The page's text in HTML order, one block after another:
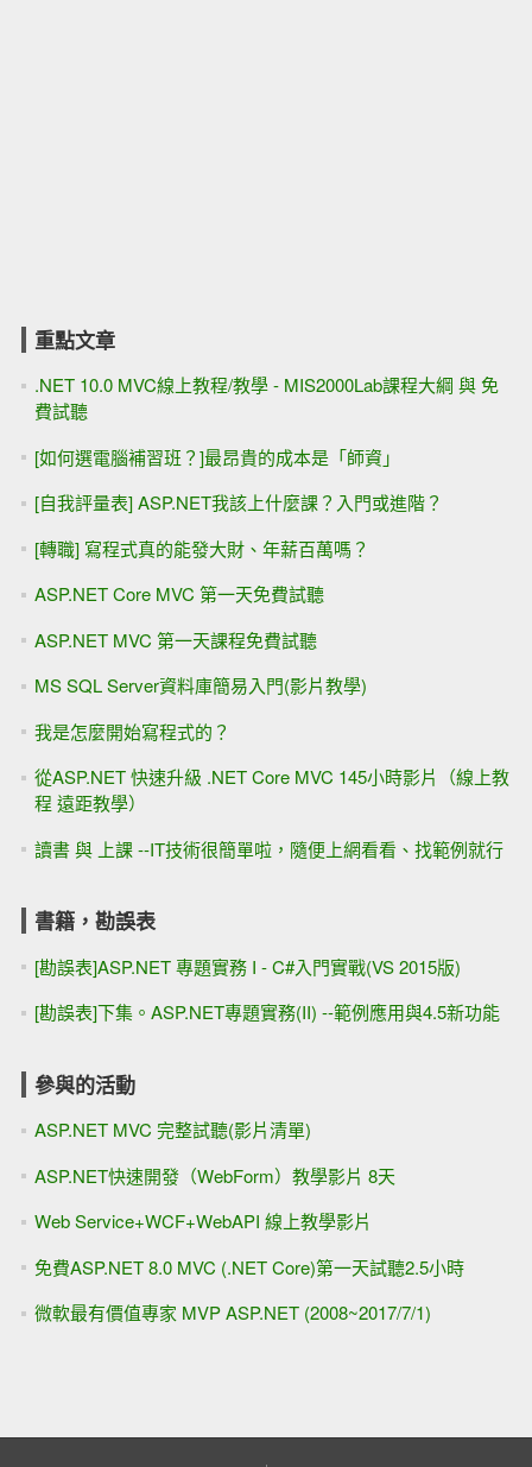
重點文章
.NET 10.0 MVC線上教程/教學 - MIS2000Lab課程大綱 與 免
費試聽
[如何選電腦補習班？]最昂貴的成本是「師資」
[自我評量表] ASP.NET我該上什麼課？入門或進階？
[轉職] 寫程式真的能發大財、年薪百萬嗎？
ASP.NET Core MVC 第一天免費試聽
ASP.NET MVC 第一天課程免費試聽
MS SQL Server資料庫簡易入門(影片教學)
我是怎麼開始寫程式的？
從ASP.NET 快速升級 .NET Core MVC 145小時影片（線上教
程 遠距教學）
讀書 與 上課 --IT技術很簡單啦，隨便上網看看、找範例就行
書籍，勘誤表
[勘誤表]ASP.NET 專題實務 I - C#入門實戰(VS 2015版)
[勘誤表]下集。ASP.NET專題實務(II) --範例應用與4.5新功能
參與的活動
ASP.NET MVC 完整試聽(影片清單)
ASP.NET快速開發（WebForm）教學影片 8天
Web Service+WCF+WebAPI 線上教學影片
免費ASP.NET 8.0 MVC (.NET Core)第一天試聽2.5小時
微軟最有價值專家 MVP ASP.NET (2008~2017/7/1)